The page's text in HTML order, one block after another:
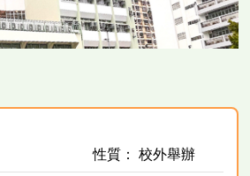
性質： 校外舉辦